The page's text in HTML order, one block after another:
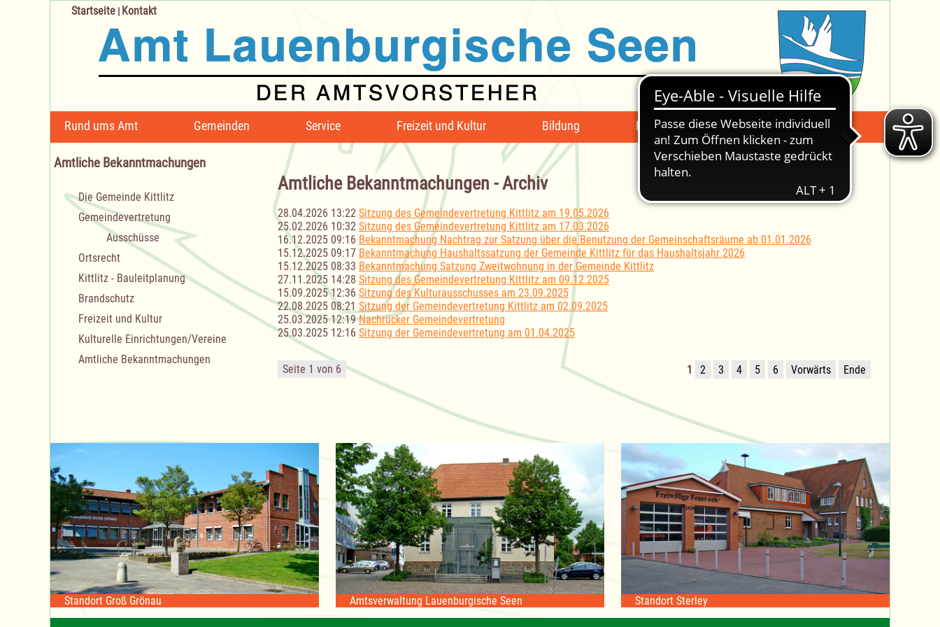
Navigation
überspringen
Rund ums Amt Gemeinden Service Freizeit und Kultur Bildung Mängelmeldung Suche -
Startseite | Kontakt
Amtliche Bekanntmachungen - Archiv
28.04.2026 13:22 Sitzung des Gemeindevertretung Kittlitz am 19.05.2026
25.02.2026 10:32 Sitzung des Gemeindevertretung Kittlitz am 17.03.2026
16.12.2025 09:16 Bekanntmachung Nachtrag zur Satzung über die Benutzung der Gemeinschaftsräume ab 01.01.2026
15.12.2025 09:17 Bekanntmachung Haushaltssatzung der Gemeinde Kittlitz für das Haushaltsjahr 2026
15.12.2025 08:33 Bekanntmachung Satzung Zweitwohnung in der Gemeinde Kittlitz
27.11.2025 14:28 Sitzung des Gemeindevertretung Kittlitz am 09.12.2025
15.09.2025 12:36 Sitzung des Kulturausschusses am 23.09.2025
22.08.2025 08:21 Sitzung der Gemeindevertretung Kittlitz am 02.09.2025
25.03.2025 12:19 Nachrücker Gemeindevertretung
25.03.2025 12:16 Sitzung der Gemeindevertretung am 01.04.2025
Seite 1 von 6 1 2 3 4 5 6 Vorwärts Ende
Amtliche Bekanntmachungen
Navigation
überspringen
Die Gemeinde Kittlitz
Gemeindevertretung
Ausschüsse
Ortsrecht
Kittlitz - Bauleitplanung
Brandschutz
Freizeit und Kultur
Kulturelle Einrichtungen/Vereine
Amtliche Bekanntmachungen
Standort Groß Grönau Amtsverwaltung Lauenburgische Seen Standort Sterley